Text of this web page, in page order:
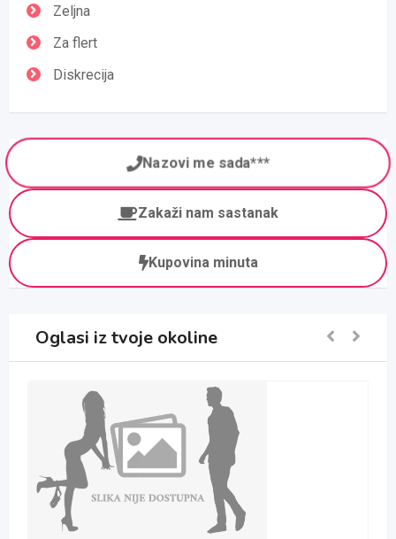
Zeljna
Za flert
Diskrecija
Nazovi me sada***
Zakaži nam sastanak
Kupovina minuta
Oglasi iz tvoje okoline